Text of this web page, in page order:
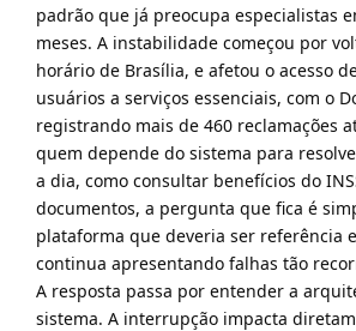
padrão que já preocupa especialistas
meses. A instabilidade começou por
horário de Brasília, e afetou o acesso
usuários a serviços essenciais, com o
registrando mais de 460 reclamações
quem depende do sistema para
a dia, como consultar benefícios do
documentos, a pergunta que fica é
plataforma que deveria ser referência
continua apresentando falhas tão
A resposta passa por entender a
sistema. A interrupção impacta